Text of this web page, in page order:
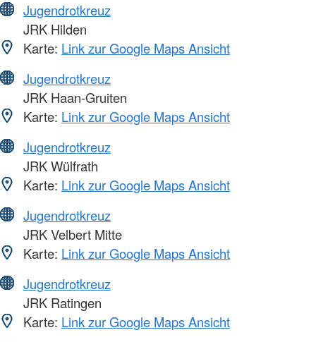
Jugendrotkreuz
JRK Hilden
Karte: Link zur Google Maps Ansicht
Jugendrotkreuz
JRK Haan-Gruiten
Karte: Link zur Google Maps Ansicht
Jugendrotkreuz
JRK Wülfrath
Karte: Link zur Google Maps Ansicht
Jugendrotkreuz
JRK Velbert Mitte
Karte: Link zur Google Maps Ansicht
Jugendrotkreuz
JRK Ratingen
Karte: Link zur Google Maps Ansicht